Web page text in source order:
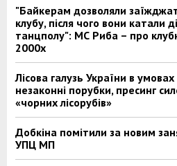
"Байкерам дозволяли
клубу, після чого вони катали
танцполу": МС Риба – про
2000х
Лісова галузь України в умовах
незаконні порубки, пресинг
«чорних лісорубів»
Добкіна помітили за новим
УПЦ МП